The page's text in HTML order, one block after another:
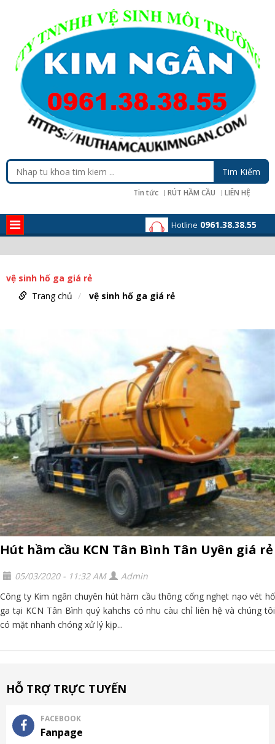
Tin tức RÚT HẦM CẦU LIÊN HỆ
Hotline 0961.38.38.55
vệ sinh hố ga giá rẻ
Trang chủ
vệ sinh hố ga giá rẻ
Hút hầm cầu KCN Tân Bình Tân Uyên giá rẻ
05/03/2020 - 11:32 AM
Admin
Công ty Kim ngân chuyên hút hàm cầu thông cống nghẹt nạo vét hố
ga tại KCN Tân Bình quý kahchs có nhu càu chỉ liên hệ và chúng tôi
có mặt nhanh chóng xử lý kịp...
HỖ TRỢ TRỰC TUYẾN
FACEBOOK
Fanpage